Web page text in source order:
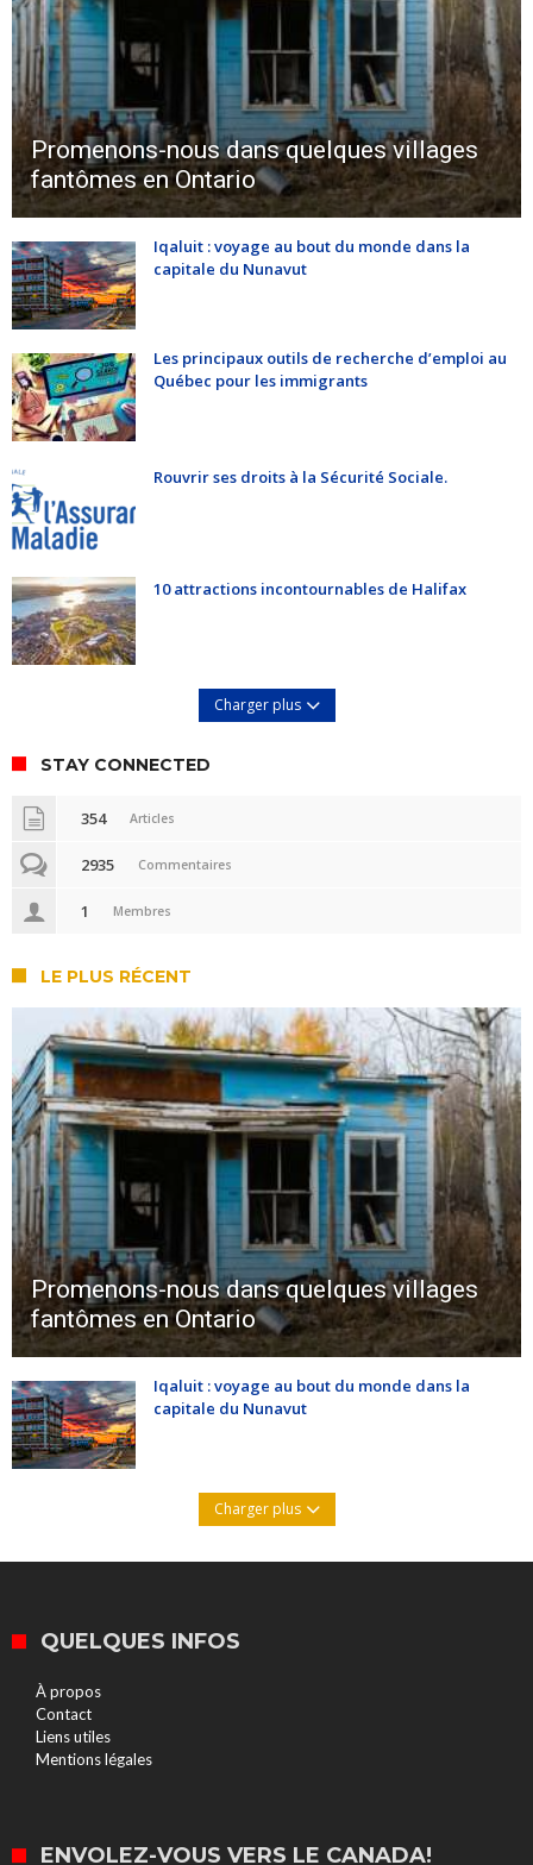
Promenons-nous dans quelques villages
fantômes en Ontario
Iqaluit : voyage au bout du monde dans la
capitale du Nunavut
Les principaux outils de recherche d’emploi au
Québec pour les immigrants
Rouvrir ses droits à la Sécurité Sociale.
10 attractions incontournables de Halifax
Charger plus
STAY CONNECTED
354 Articles
2935 Commentaires
1 Membres
LE PLUS RÉCENT
Promenons-nous dans quelques villages
fantômes en Ontario
Iqaluit : voyage au bout du monde dans la
capitale du Nunavut
Charger plus
QUELQUES INFOS
À propos
Contact
Liens utiles
Mentions légales
ENVOLEZ-VOUS VERS LE CANADA!